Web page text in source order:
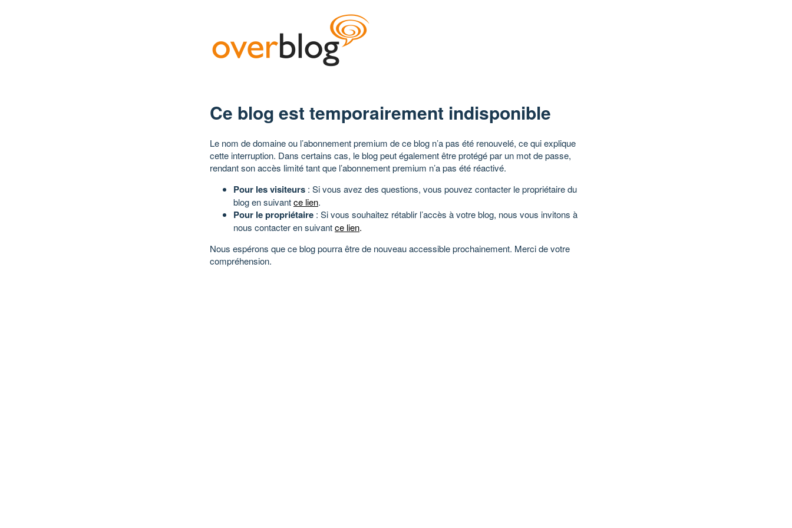
Ce blog est temporairement indisponible
Le nom de domaine ou l’abonnement premium de ce blog n’a pas été renouvelé, ce qui explique
cette interruption. Dans certains cas, le blog peut également être protégé par un mot de passe,
rendant son accès limité tant que l’abonnement premium n’a pas été réactivé.
Pour les visiteurs : Si vous avez des questions, vous pouvez contacter le propriétaire du
blog en suivantce lien.
Pour le propriétaire : Si vous souhaitez rétablir l’accès à votre blog, nous vous invitons à
nous contacter en suivantce lien.
Nous espérons que ce blog pourra être de nouveau accessible prochainement. Merci de votre
compréhension.